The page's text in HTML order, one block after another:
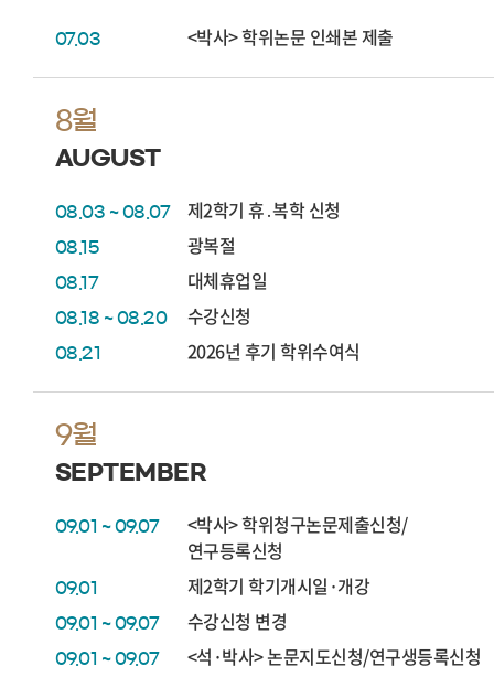
07.03 <박사> 학위논문 인쇄본 제출
8월
AUGUST
08.03 ~ 08.07 제2학기 휴․복학 신청
08.15 광복절
08.17 대체휴업일
08.18 ~ 08.20 수강신청
08.21 2026년 후기 학위수여식
9월
SEPTEMBER
09.01 ~ 09.07
<박사> 학위청구논문제출신청/
연구등록신청
09.01 제2학기 학기개시일·개강
09.01 ~ 09.07 수강신청 변경
09.01 ~ 09.07 <석·박사> 논문지도신청/연구생등록신청